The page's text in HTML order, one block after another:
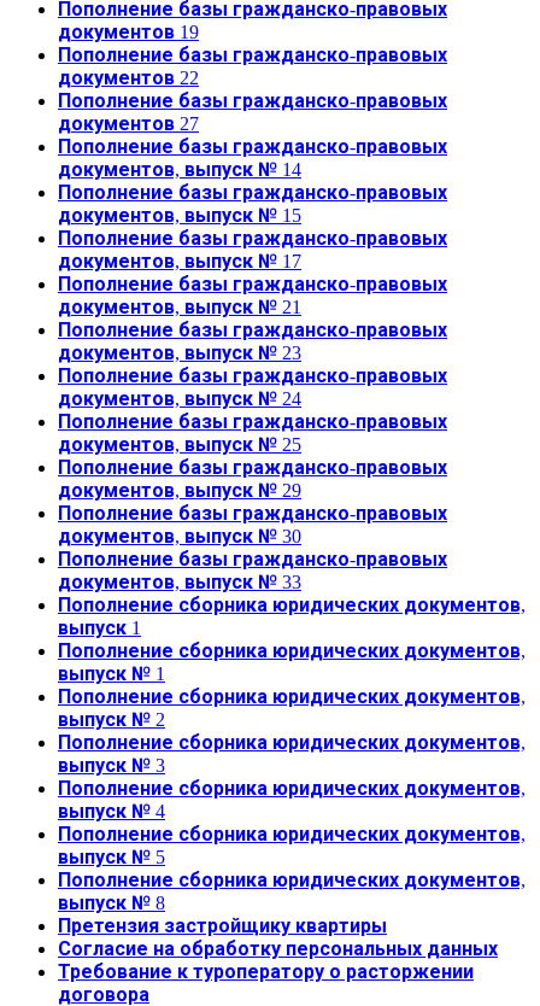
Пополнение базы гражданско-правовых
документов 19
Пополнение базы гражданско-правовых
документов 22
Пополнение базы гражданско-правовых
документов 27
Пополнение базы гражданско-правовых
документов, выпуск № 14
Пополнение базы гражданско-правовых
документов, выпуск № 15
Пополнение базы гражданско-правовых
документов, выпуск № 17
Пополнение базы гражданско-правовых
документов, выпуск № 21
Пополнение базы гражданско-правовых
документов, выпуск № 23
Пополнение базы гражданско-правовых
документов, выпуск № 24
Пополнение базы гражданско-правовых
документов, выпуск № 25
Пополнение базы гражданско-правовых
документов, выпуск № 29
Пополнение базы гражданско-правовых
документов, выпуск № 30
Пополнение базы гражданско-правовых
документов, выпуск № 33
Пополнение сборника юридических документов,
выпуск 1
Пополнение сборника юридических документов,
выпуск № 1
Пополнение сборника юридических документов,
выпуск № 2
Пополнение сборника юридических документов,
выпуск № 3
Пополнение сборника юридических документов,
выпуск № 4
Пополнение сборника юридических документов,
выпуск № 5
Пополнение сборника юридических документов,
выпуск № 8
Претензия застройщику квартиры
Согласие на обработку персональных данных
Требование к туроператору о расторжении
договора